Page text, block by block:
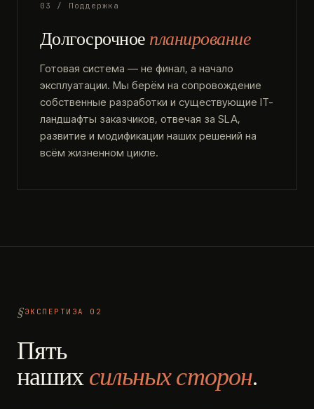
03 / Поддержка
Долгосрочное планирование
Готовая система — не финал, а начало
эксплуатации. Мы берём на сопровождение
собственные разработки и существующие IT-
ландшафты заказчиков, отвечая за SLA,
развитие и модификации наших решений на
всём жизненном цикле.
ЭКСПЕРТИЗА 02
Пять
нашихсильных сторон.